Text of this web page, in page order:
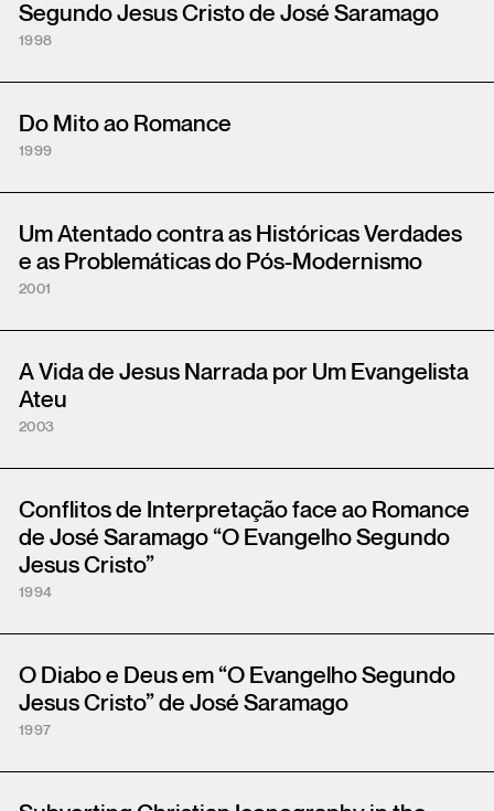
Segundo Jesus Cristo de José Saramago
1998
Do Mito ao Romance
1999
Um Atentado contra as Históricas Verdades
e as Problemáticas do Pós-Modernismo
2001
A Vida de Jesus Narrada por Um Evangelista
Ateu
2003
Conflitos de Interpretação face ao Romance
de José Saramago “O Evangelho Segundo
Jesus Cristo”
1994
O Diabo e Deus em “O Evangelho Segundo
Jesus Cristo” de José Saramago
1997